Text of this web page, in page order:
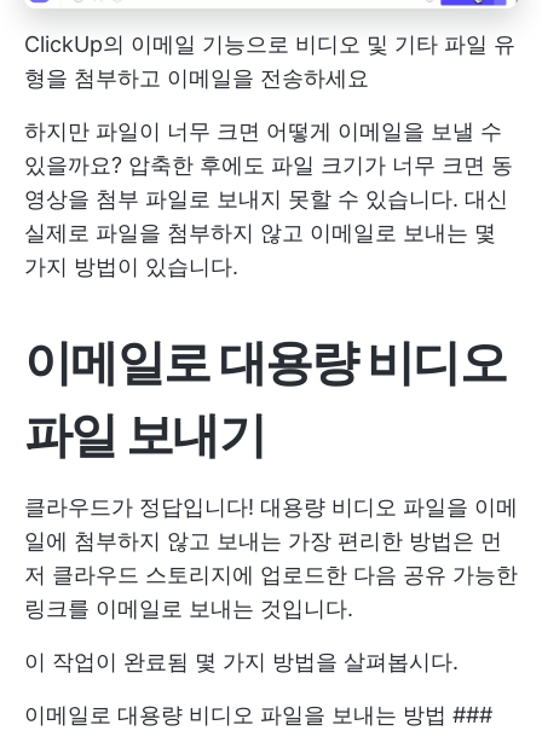
ClickUp의 이메일 기능으로 비디오 및 기타 파일 유
형을 첨부하고 이메일을 전송하세요
하지만 파일이 너무 크면 어떻게 이메일을 보낼 수
있을까요? 압축한 후에도 파일 크기가 너무 크면 동
영상을 첨부 파일로 보내지 못할 수 있습니다. 대신
실제로 파일을 첨부하지 않고 이메일로 보내는 몇
가지 방법이 있습니다.
이메일로 대용량 비디오
파일 보내기
클라우드가 정답입니다! 대용량 비디오 파일을 이메
일에 첨부하지 않고 보내는 가장 편리한 방법은 먼
저 클라우드 스토리지에 업로드한 다음 공유 가능한
링크를 이메일로 보내는 것입니다.
이 작업이 완료됨 몇 가지 방법을 살펴봅시다.
이메일로 대용량 비디오 파일을 보내는 방법 ###